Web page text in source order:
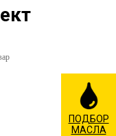
ПОДБОР
МАСЛА